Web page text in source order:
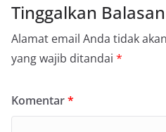
Tinggalkan Balasan
Alamat email Anda tidak
yang wajib ditandai *
Komentar*